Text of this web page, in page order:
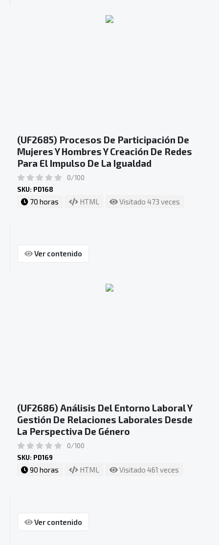
(UF2685) Procesos De Participación De
Mujeres Y Hombres Y Creación De Redes
Para El Impulso De La Igualdad
0/100
SKU: PD168
70 horas HTML Visitado 473 veces
Ver contenido
(UF2686) Análisis Del Entorno Laboral Y
Gestión De Relaciones Laborales Desde
La Perspectiva De Género
0/100
SKU: PD169
90 horas HTML Visitado 461 veces
Ver contenido